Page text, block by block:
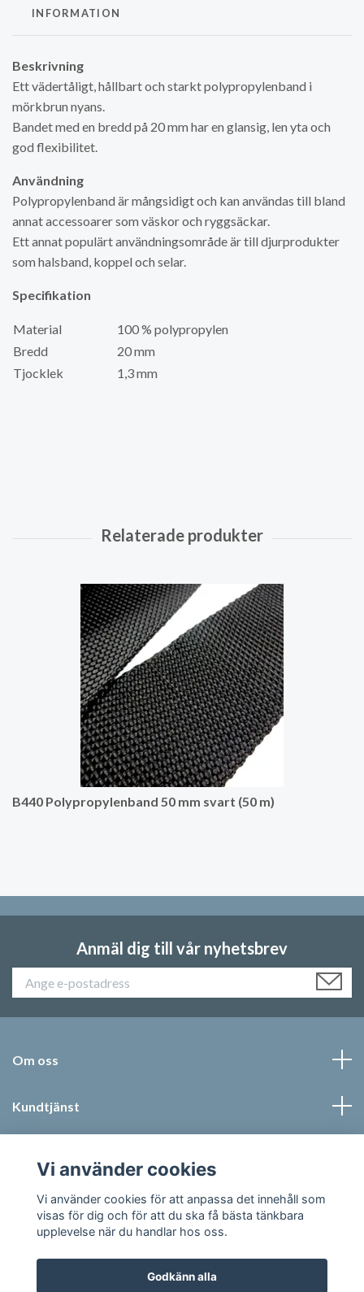
INFORMATION
Beskrivning
Ett vädertåligt, hållbart och starkt polypropylenband i
mörkbrun nyans.
Bandet med en bredd på 20 mm har en glansig, len yta och
god flexibilitet.
Användning
Polypropylenband är mångsidigt och kan användas till bland
annat accessoarer som väskor och ryggsäckar.
Ett annat populärt användningsområde är till djurprodukter
som halsband, koppel och selar.
Specifikation
Material
100 % polypropylen
Bredd
20 mm
Tjocklek
1,3 mm
B440 Polypropylenband 50 mm svart (50 m)
Anmäl dig till vår nyhetsbrev
Om oss
Kundtjänst
Sociala medier
Vi använder cookies
Vi använder cookies för att anpassa det innehåll som
visas för dig och för att du ska få bästa tänkbara
upplevelse när du handlar hos oss.
Godkänn alla